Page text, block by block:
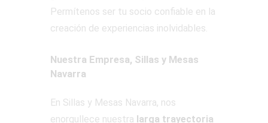
Permítenos ser tu socio confiable en la
creación de experiencias inolvidables.
Nuestra Empresa, Sillas y Mesas
Navarra
En Sillas y Mesas Navarra, nos
enorgullece nuestra larga trayectoria